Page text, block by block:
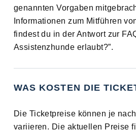
genannten Vorgaben
Informationen zum Mitführen
findest du in der Antwort zur
Assistenzhunde erlaubt?”.
WAS KOSTEN DIE
Die Ticketpreise können je
variieren. Die aktuellen Preise